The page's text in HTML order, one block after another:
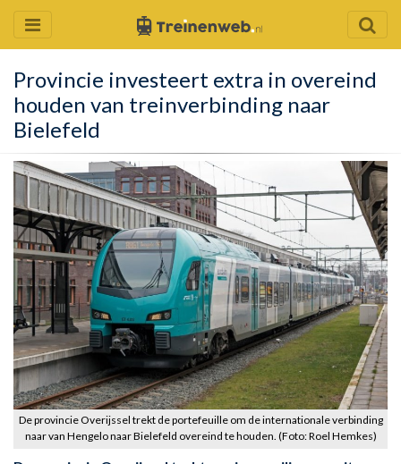
Provincie investeert extra in overeind
houden van treinverbinding naar
Bielefeld
De provincie Overijssel trekt de portefeuille om de internationale verbinding
naar van Hengelo naar Bielefeld overeind te houden. (Foto: Roel Hemkes)